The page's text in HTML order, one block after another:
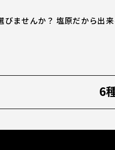
ませんか？ 塩原だから出
6